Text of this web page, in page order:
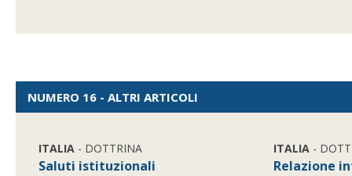
NUMERO 16 - ALTRI ARTICOLI
ITALIA - DOTTRINA
Saluti istituzionali
ITALIA -
Relazione